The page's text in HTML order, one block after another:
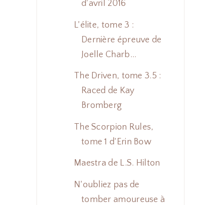
d'avril 2016
L'élite, tome 3 :
Dernière épreuve de
Joelle Charb...
The Driven, tome 3.5 :
Raced de Kay
Bromberg
The Scorpion Rules,
tome 1 d'Erin Bow
Maestra de L.S. Hilton
N'oubliez pas de
tomber amoureuse à